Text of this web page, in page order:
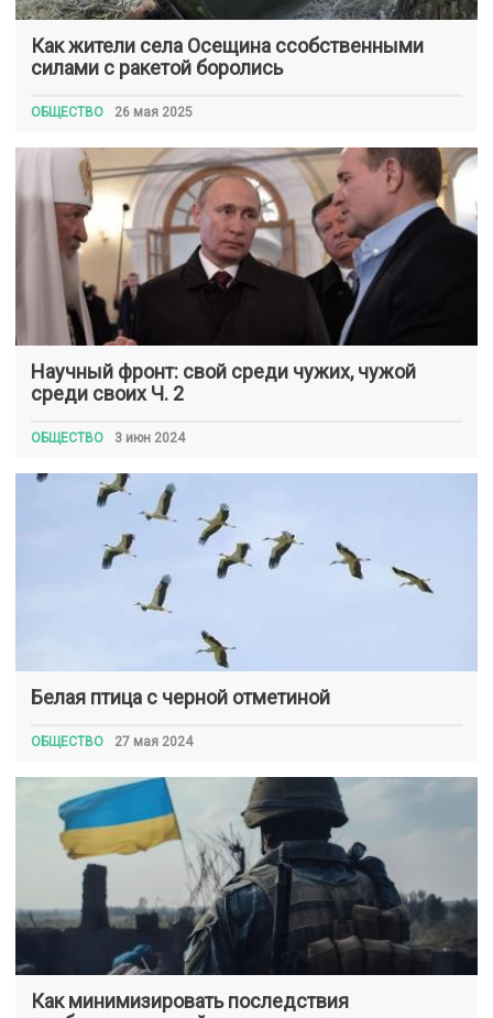
Как жители села Осещина ссобственными
силами с ракетой боролись
ОБЩЕСТВО 26 мая 2025
Научный фронт: свой среди чужих, чужой
среди своих Ч. 2
ОБЩЕСТВО 3 июн 2024
Белая птица с черной отметиной
ОБЩЕСТВО 27 мая 2024
Как минимизировать последствия